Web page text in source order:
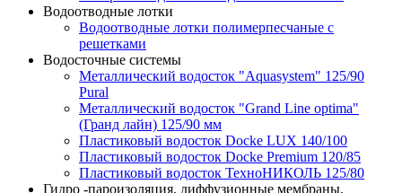
Водоотводные лотки
Водоотводные лотки полимерпесчаные с
решетками
Водосточные системы
Металлический водосток "Aquasystem" 125/90
Pural
Металлический водосток "Grand Line optima"
(Гранд лайн) 125/90 мм
Пластиковый водосток Docke LUX 140/100
Пластиковый водосток Docke Premium 120/85
Пластиковый водосток ТехноНИКОЛЬ 125/80
Гидро -пароизоляция, диффузионные мембраны.